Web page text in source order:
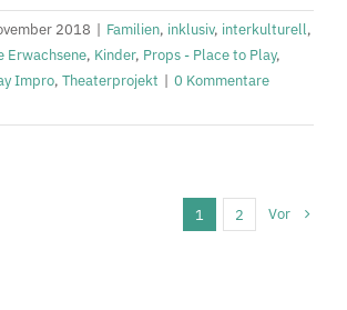
2018 | Familien, inklusiv, interkulturell,
Erwachsene, Kinder, Props - Place to Play,
Impro, Theaterprojekt | 0 Kommentare
1 2 Vor